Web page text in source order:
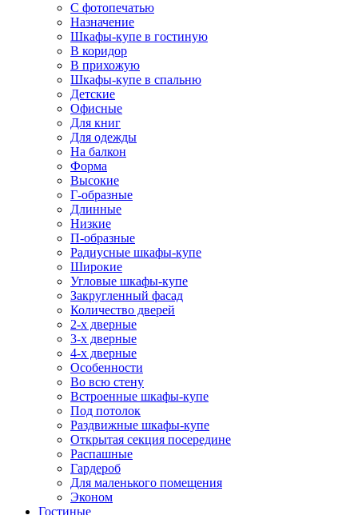
С фотопечатью
Назначение
Шкафы-купе в гостиную
В коридор
В прихожую
Шкафы-купе в спальню
Детские
Офисные
Для книг
Для одежды
На балкон
Форма
Высокие
Г-образные
Длинные
Низкие
П-образные
Радиусные шкафы-купе
Широкие
Угловые шкафы-купе
Закругленный фасад
Количество дверей
2-х дверные
3-х дверные
4-х дверные
Особенности
Во всю стену
Встроенные шкафы-купе
Под потолок
Раздвижные шкафы-купе
Открытая секция посередине
Распашные
Гардероб
Для маленького помещения
Эконом
Гостиные